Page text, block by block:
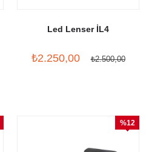
Led Lenser İL4
₺2.250,00 ₺2.500,00
%12